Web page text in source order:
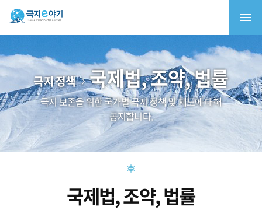
극지 정책 국제법, 조약, 법률
극지 보존을 위한 국가별 극지 정책 및 제도에 대해
공지합니다.
국제법, 조약, 법률